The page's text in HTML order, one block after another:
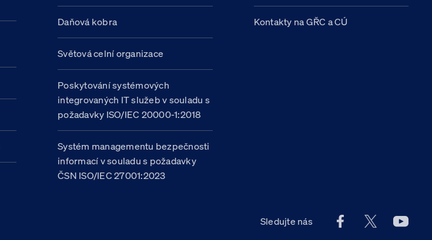
Daňová kobra
Světová celní organizace
Poskytování systémových
integrovaných IT služeb v souladu s
požadavky ISO/IEC 20000-1:2018
Systém managementu bezpečnosti
informací v souladu s požadavky
ČSN ISO/IEC 27001:2023
Kontakty na GŘC a CÚ
Sledujte nás Facebook účet
X účet